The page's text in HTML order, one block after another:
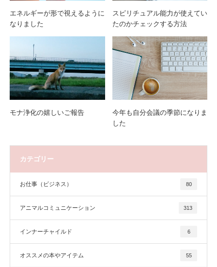
エネルギーが形で視えるように
なりました
スピリチュアル能力が使えてい
たのかチェックする方法
モナ浄化の嬉しいご報告
今年も自分会議の季節になりま
した
カテゴリー
お仕事（ビジネス） 80
アニマルコミュニケーション 313
インナーチャイルド 6
オススメの本やアイテム 55